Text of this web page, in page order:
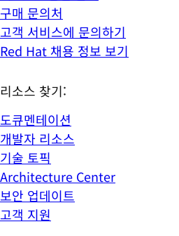
구매 문의처
고객 서비스에 문의하기
Red Hat 채용 정보 보기
리소스 찾기:
도큐멘테이션
개발자 리소스
기술 토픽
Architecture Center
보안 업데이트
고객 지원